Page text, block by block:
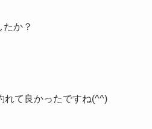
か？
れて良かったですね(^^)